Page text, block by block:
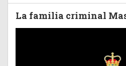
La familia criminal